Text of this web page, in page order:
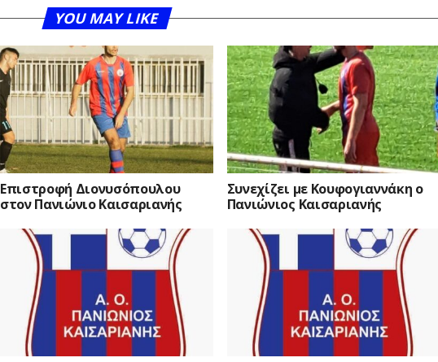
YOU MAY LIKE
Επιστροφή Διονυσόπουλου
στον Πανιώνιο Καισαριανής
Συνεχίζει με Κουφογιαννάκη ο
Πανιώνιος Καισαριανής